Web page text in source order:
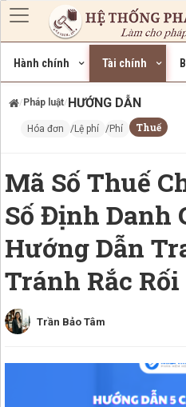
Nhảy đến nội dung
Hành chính Tài chính
/ Pháp luật/ HƯỚNG DẪN
Hóa đơn Lệ phí Phí Thuế
Mã Số Thuế
Số Định Danh
Hướng Dẫn
Tránh Rắc
Trần Bảo Tâm